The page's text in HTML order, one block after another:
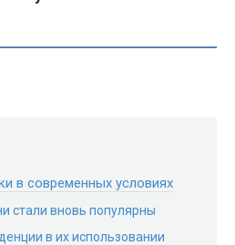
в современных условиях
стали вновь популярны
в их использовании